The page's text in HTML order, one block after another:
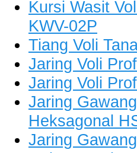
Kursi Wasit
KWV-02P
Tiang Voli
Jaring Voli
Jaring Voli
Jaring
Heksagonal
Jaring